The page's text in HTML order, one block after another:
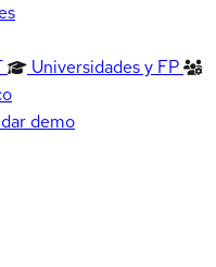
Universidades y FP
demo